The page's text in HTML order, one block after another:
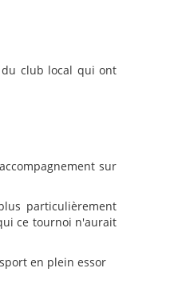
club local qui ont
sur
particulièrement
ce tournoi n'aurait
en plein essor